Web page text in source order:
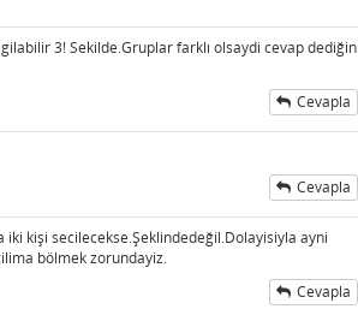
3! Sekilde.Gruplar farklı olsaydi cevap dediğin
Cevapla
Cevapla
kişi secilecekse.Şeklindedeğil.Dolayisiyla ayni
bölmek zorundayiz.
Cevapla